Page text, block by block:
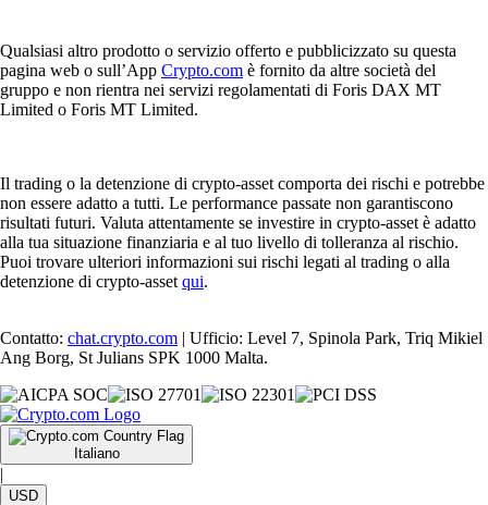
Qualsiasi altro prodotto o servizio offerto e pubblicizzato su questa
pagina web o sull’App Crypto.com è fornito da altre società del
gruppo e non rientra nei servizi regolamentati di Foris DAX MT
Limited o Foris MT Limited.
Il trading o la detenzione di crypto-asset comporta dei rischi e potrebbe
non essere adatto a tutti. Le performance passate non garantiscono
risultati futuri. Valuta attentamente se investire in crypto-asset è adatto
alla tua situazione finanziaria e al tuo livello di tolleranza al rischio.
Puoi trovare ulteriori informazioni sui rischi legati al trading o alla
detenzione di crypto-asset qui.
Contatto: chat.crypto.com | Ufficio: Level 7, Spinola Park, Triq Mikiel
Ang Borg, St Julians SPK 1000 Malta.
Italiano
|
USD